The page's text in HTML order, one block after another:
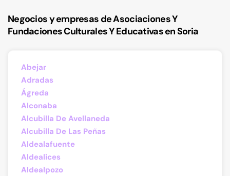
Negocios y empresas de Asociaciones Y
Fundaciones Culturales Y Educativas en Soria
Abejar
Adradas
Ágreda
Alconaba
Alcubilla De Avellaneda
Alcubilla De Las Peñas
Aldealafuente
Aldealices
Aldealpozo